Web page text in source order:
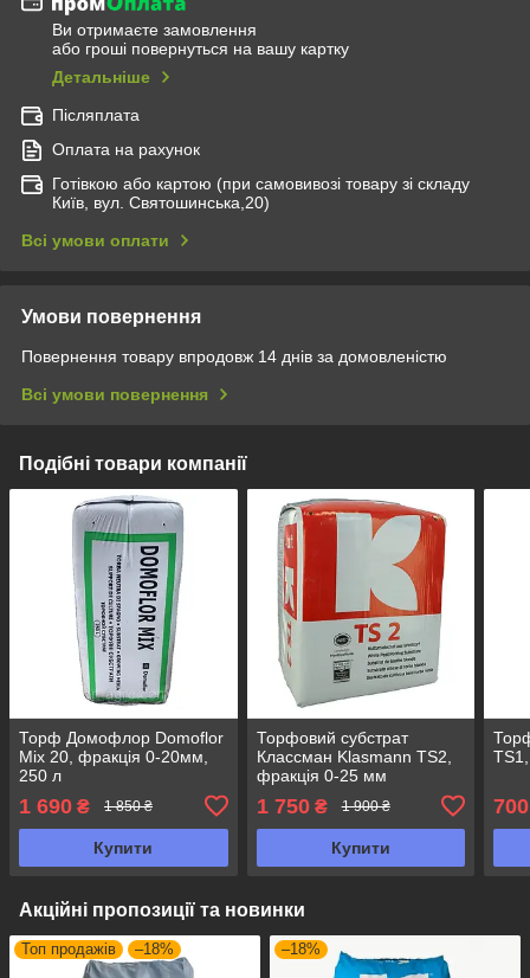
Ви отримаєте замовлення
або гроші повернуться на вашу картку
Детальніше
Післяплата
Оплата на рахунок
Готівкою або картою (при самовивозі товару зі складу
Київ, вул. Святошинська,20)
Всі умови оплати
Умови повернення
Повернення товару впродовж 14 днів за домовленістю
Всі умови повернення
Подібні товари компанії
Торф Домофлор Domoflor
Mix 20, фракція 0-20мм,
250 л
1 690 ₴ 1 850 ₴
Купити
Торфовий субстрат
Классман Klasmann TS2,
фракція 0-25 мм
1 750₴ 1 900 ₴
Купити
700
Акційні пропозиції та новинки
Топ продажів –18% –18%